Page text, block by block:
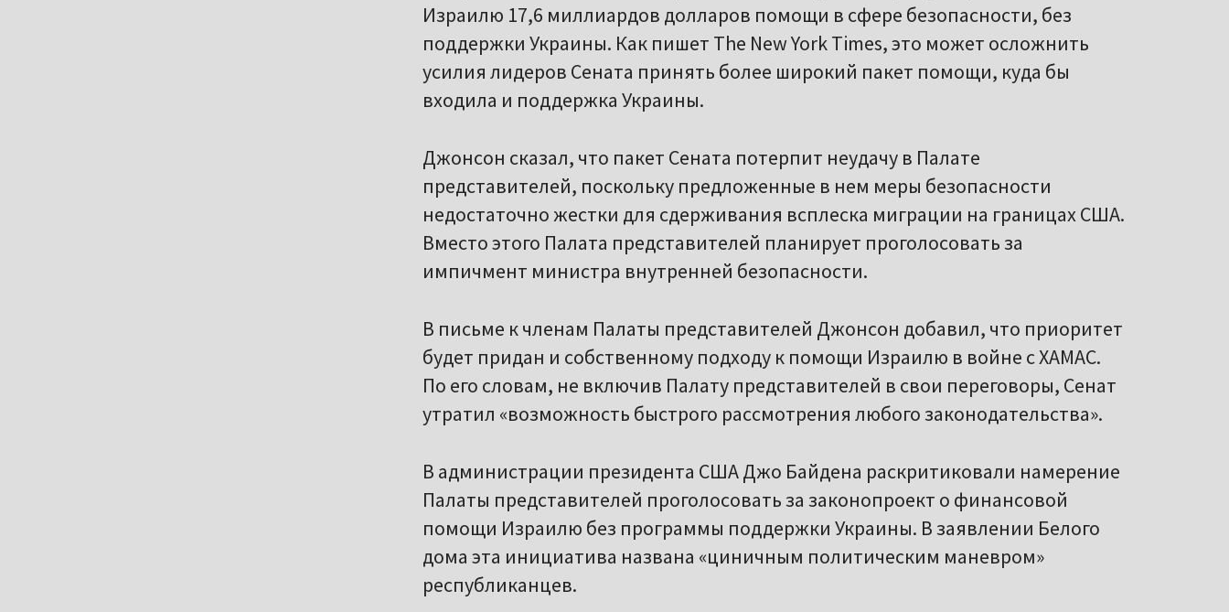
Израилю 17,6 миллиардов долларов помощи в сфере безопасности, без
поддержки Украины. Как пишет The New York Times, это может осложнить
усилия лидеров Сената принять более широкий пакет помощи, куда бы
входила и поддержка Украины.
Джонсон сказал, что пакет Сената потерпит неудачу в Палате
представителей, поскольку предложенные в нем меры безопасности
недостаточно жестки для сдерживания всплеска миграции на границах США.
Вместо этого Палата представителей планирует проголосовать за
импичмент министра внутренней безопасности.
В письме к членам Палаты представителей Джонсон добавил, что приоритет
будет придан и собственному подходу к помощи Израилю в войне с ХАМАС.
По его словам, не включив Палату представителей в свои переговоры, Сенат
утратил «возможность быстрого рассмотрения любого законодательства».
В администрации президента США Джо Байдена раскритиковали намерение
Палаты представителей проголосовать за законопроект о финансовой
помощи Израилю без программы поддержки Украины. В заявлении Белого
дома эта инициатива названа «циничным политическим маневром»
республиканцев.